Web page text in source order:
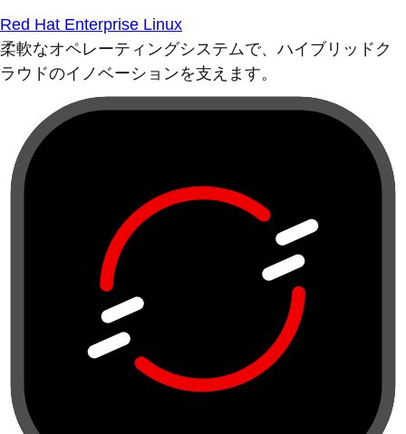
Red Hat Enterprise Linux
柔軟なオペレーティングシステムで、ハイブリッドク
ラウドのイノベーションを支えます。